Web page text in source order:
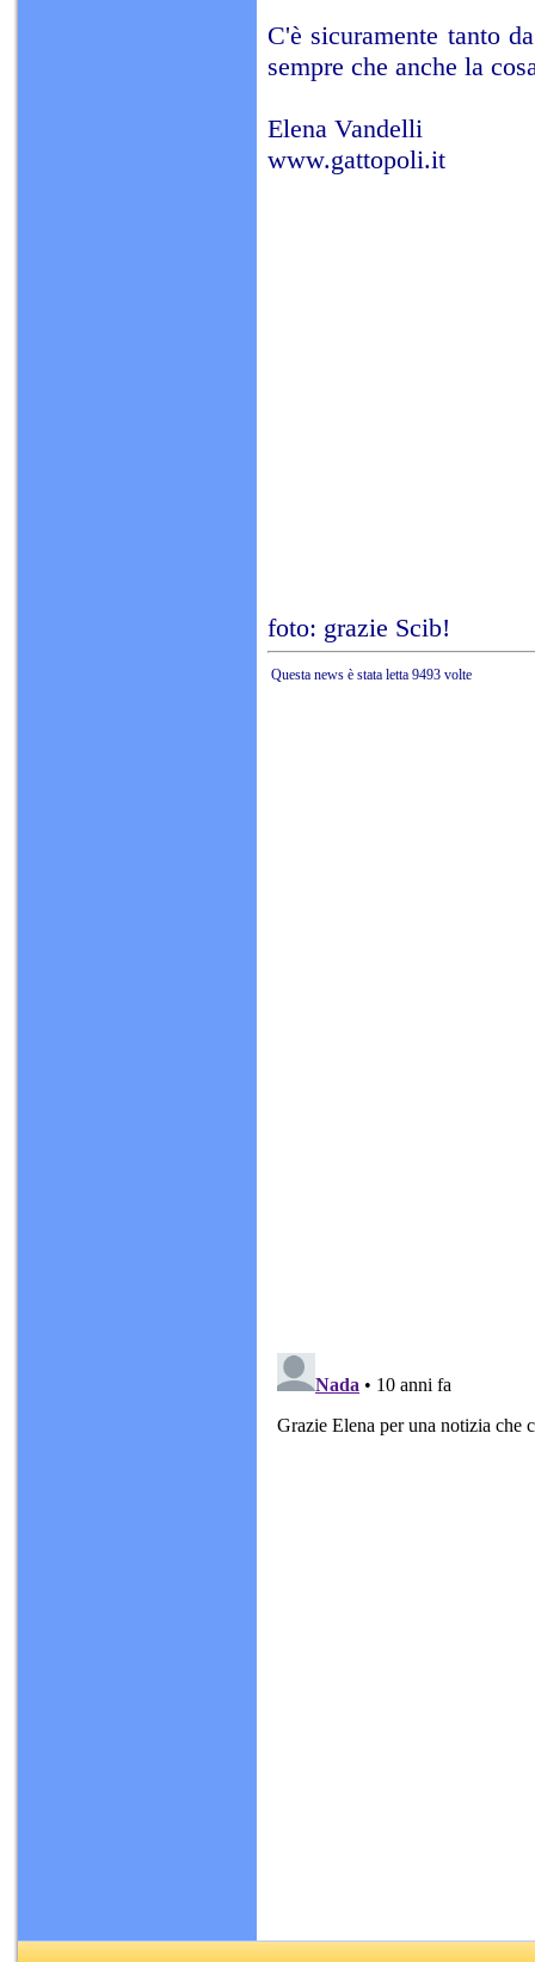
C'è sicuramente tanto
sempre che anche la
Elena Vandelli
www.gattopoli.it
foto: grazie Scib!
Questa news è stata letta 9493 volte